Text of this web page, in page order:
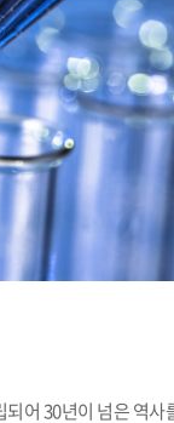
어 30년이 넘은 역사